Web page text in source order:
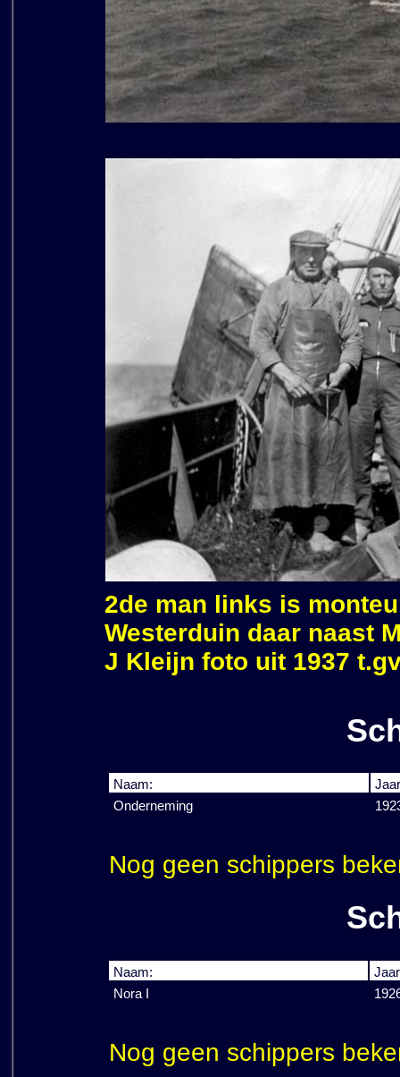
2de man links is
Westerduin daar naast
J Kleijn foto uit 1937
Naam:
Onderneming
Nog geen schippers
Naam:
Nora I
Nog geen schippers